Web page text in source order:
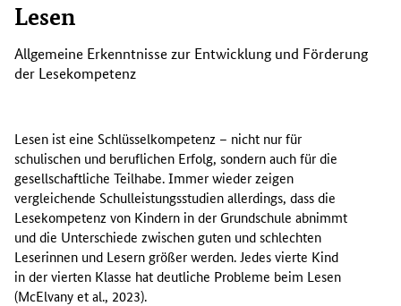
Familie,
Senioren,
Frauen
Lesen
Allgemeine Erkenntnisse zur Entwicklung und Förderung
der Lesekompetenz
Lesen ist eine Schlüsselkompetenz – nicht nur für
schulischen und beruflichen Erfolg, sondern auch für die
gesellschaftliche Teilhabe. Immer wieder zeigen
vergleichende Schulleistungsstudien allerdings, dass die
Lesekompetenz von Kindern in der Grundschule abnimmt
und die Unterschiede zwischen guten und schlechten
Leserinnen und Lesern größer werden. Jedes vierte Kind
in der vierten Klasse hat deutliche Probleme beim Lesen
(McElvany et al., 2023).